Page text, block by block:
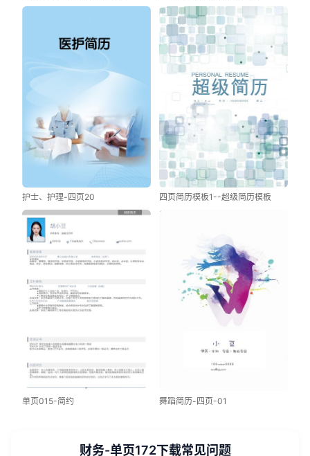
护士、护理-四页20 四页简历模板1--超级简历模板
单页015-简约 舞蹈简历-四页-01
财务-单页172下载常见问题